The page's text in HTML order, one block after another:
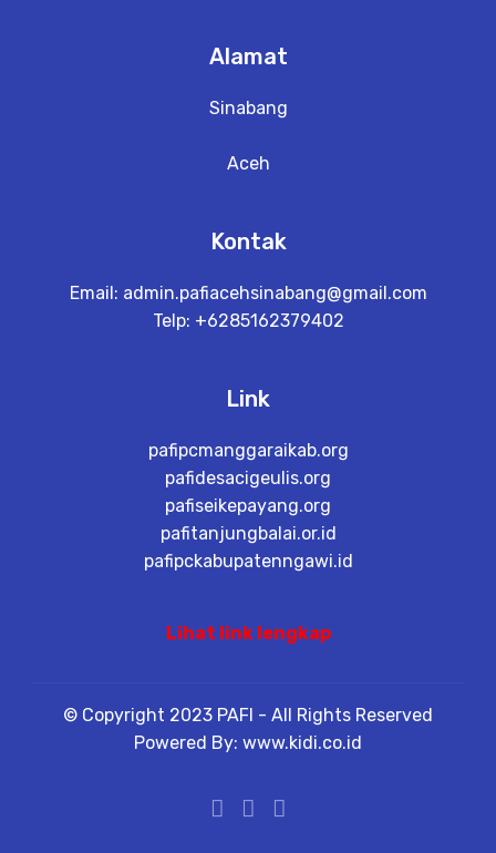
Alamat
Sinabang
Aceh
Kontak
Email: admin.pafiacehsinabang@gmail.com
Telp: +6285162379402
Link
pafipcmanggaraikab.org
pafidesacigeulis.org
pafiseikepayang.org
pafitanjungbalai.or.id
pafipckabupatenngawi.id
Lihat link lengkap
© Copyright 2023 PAFI - All Rights Reserved
Powered By: www.kidi.co.id